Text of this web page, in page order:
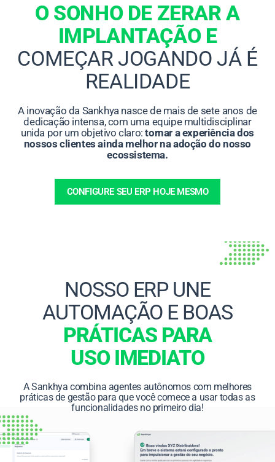
O SONHO DE ZERAR A
IMPLANTAÇÃO E
COMEÇAR JOGANDO JÁ É
REALIDADE
A inovação da Sankhya nasce de mais de sete anos de
dedicação intensa, com uma equipe multidisciplinar
unida por um objetivo claro: tornar a experiência dos
nossos clientes ainda melhor na adoção do nosso
ecossistema.
CONFIGURE SEU ERP HOJE MESMO
NOSSO ERP UNE
AUTOMAÇÃO E BOAS
PRÁTICAS PARA
USO IMEDIATO
A Sankhya combina agentes autônomos com melhores
práticas de gestão para que você comece a usar todas as
funcionalidades no primeiro dia!